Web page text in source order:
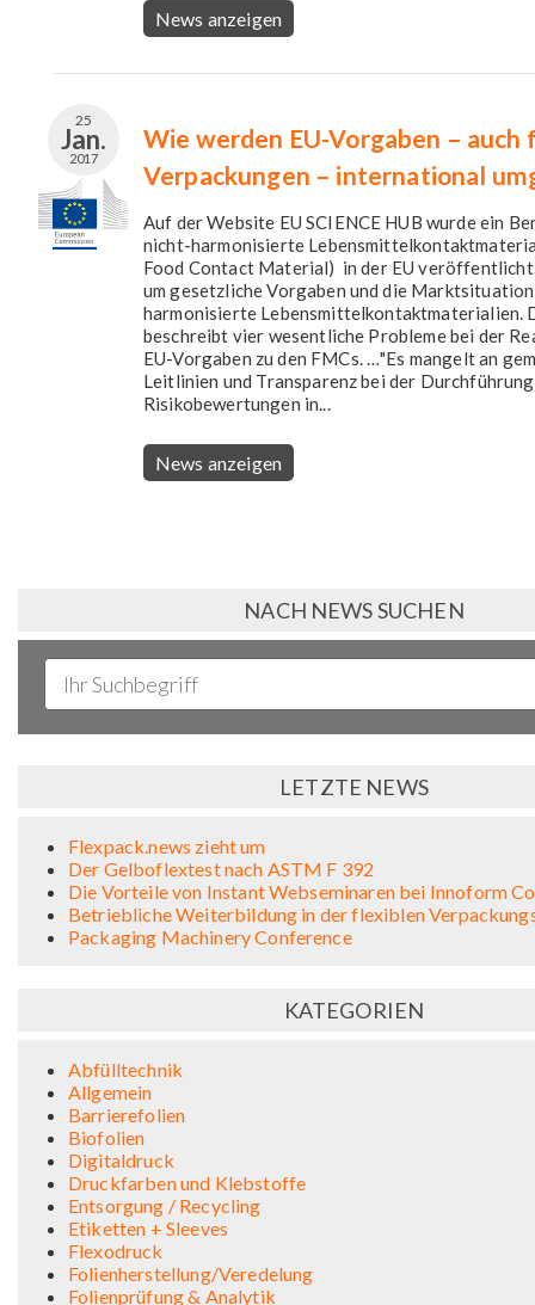
News anzeigen
25
Jan.
2017
Wie werden EU-Vorgaben – auch
Verpackungen – international
Auf der Website EU SCIENCE HUB wurde ein
nicht-harmonisierte
Food Contact Material) in der EU
um gesetzliche Vorgaben und die
harmonisierte Lebensmittelkontaktmaterialien.
beschreibt vier wesentliche Probleme bei der
EU-Vorgaben zu den FMCs. …"Es mangelt an
Leitlinien und Transparenz bei der
Risikobewertungen in...
News anzeigen
NACH NEWS SUCHEN
LETZTE NEWS
Flexpack.news zieht um
Der Gelboflextest nach ASTM F 392
Die Vorteile von Instant Webseminaren bei Innoform
Betriebliche Weiterbildung in der flexiblen
Packaging Machinery Conference
KATEGORIEN
Abfülltechnik
Allgemein
Barrierefolien
Biofolien
Digitaldruck
Druckfarben und Klebstoffe
Entsorgung / Recycling
Etiketten + Sleeves
Flexodruck
Folienherstellung/Veredelung
Folienprüfung & Analytik